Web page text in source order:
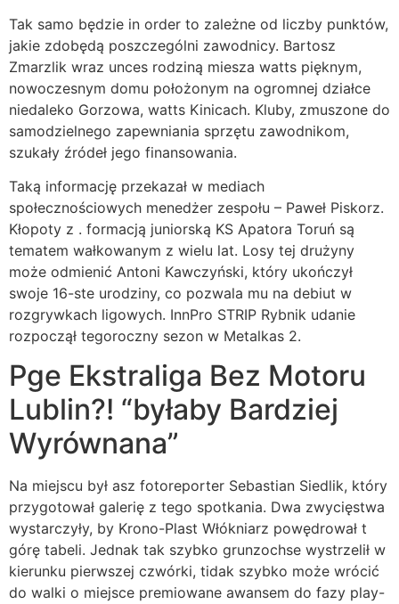
Tak samo będzie in order to zależne od liczby punktów,
jakie zdobędą poszczególni zawodnicy. Bartosz
Zmarzlik wraz unces rodziną miesza watts pięknym,
nowoczesnym domu położonym na ogromnej działce
niedaleko Gorzowa, watts Kinicach. Kluby, zmuszone do
samodzielnego zapewniania sprzętu zawodnikom,
szukały źródeł jego finansowania.
Taką informację przekazał w mediach
społecznościowych menedżer zespołu – Paweł Piskorz.
Kłopoty z . formacją juniorską KS Apatora Toruń są
tematem wałkowanym z wielu lat. Losy tej drużyny
może odmienić Antoni Kawczyński, który ukończył
swoje 16-ste urodziny, co pozwala mu na debiut w
rozgrywkach ligowych. InnPro STRIP Rybnik udanie
rozpoczął tegoroczny sezon w Metalkas 2.
Pge Ekstraliga Bez Motoru
Lublin?! “byłaby Bardziej
Wyrównana”
Na miejscu był asz fotoreporter Sebastian Siedlik, który
przygotował galerię z tego spotkania. Dwa zwycięstwa
wystarczyły, by Krono-Plast Włókniarz powędrował t
górę tabeli. Jednak tak szybko grunzochse wystrzelił w
kierunku pierwszej czwórki, tidak szybko może wrócić
do walki o miejsce premiowane awansem do fazy play-